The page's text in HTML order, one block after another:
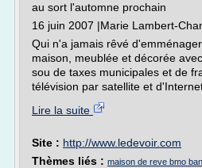
au sort l'automne prochain
16 juin 2007 |Marie Lambert-
Qui n'a jamais rêvé
maison, meublée et décorée
sou de taxes municipales et de
télévision par satellite et
Lire la suite
Site : http://www.ledevoir.com
Thèmes liés : maison de reve bmo